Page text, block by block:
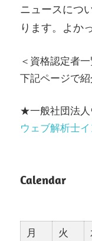
ニュースにつ
ります。よか
＜資格認定者一
下記ページで紹
★一般社団法人
ウェブ解析士
Calendar
月
火